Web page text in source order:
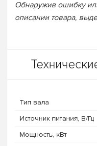
Обнаружив ошибку
описании товара,
Тип вала
Источник питания, В/Гц
Мощность, кВт